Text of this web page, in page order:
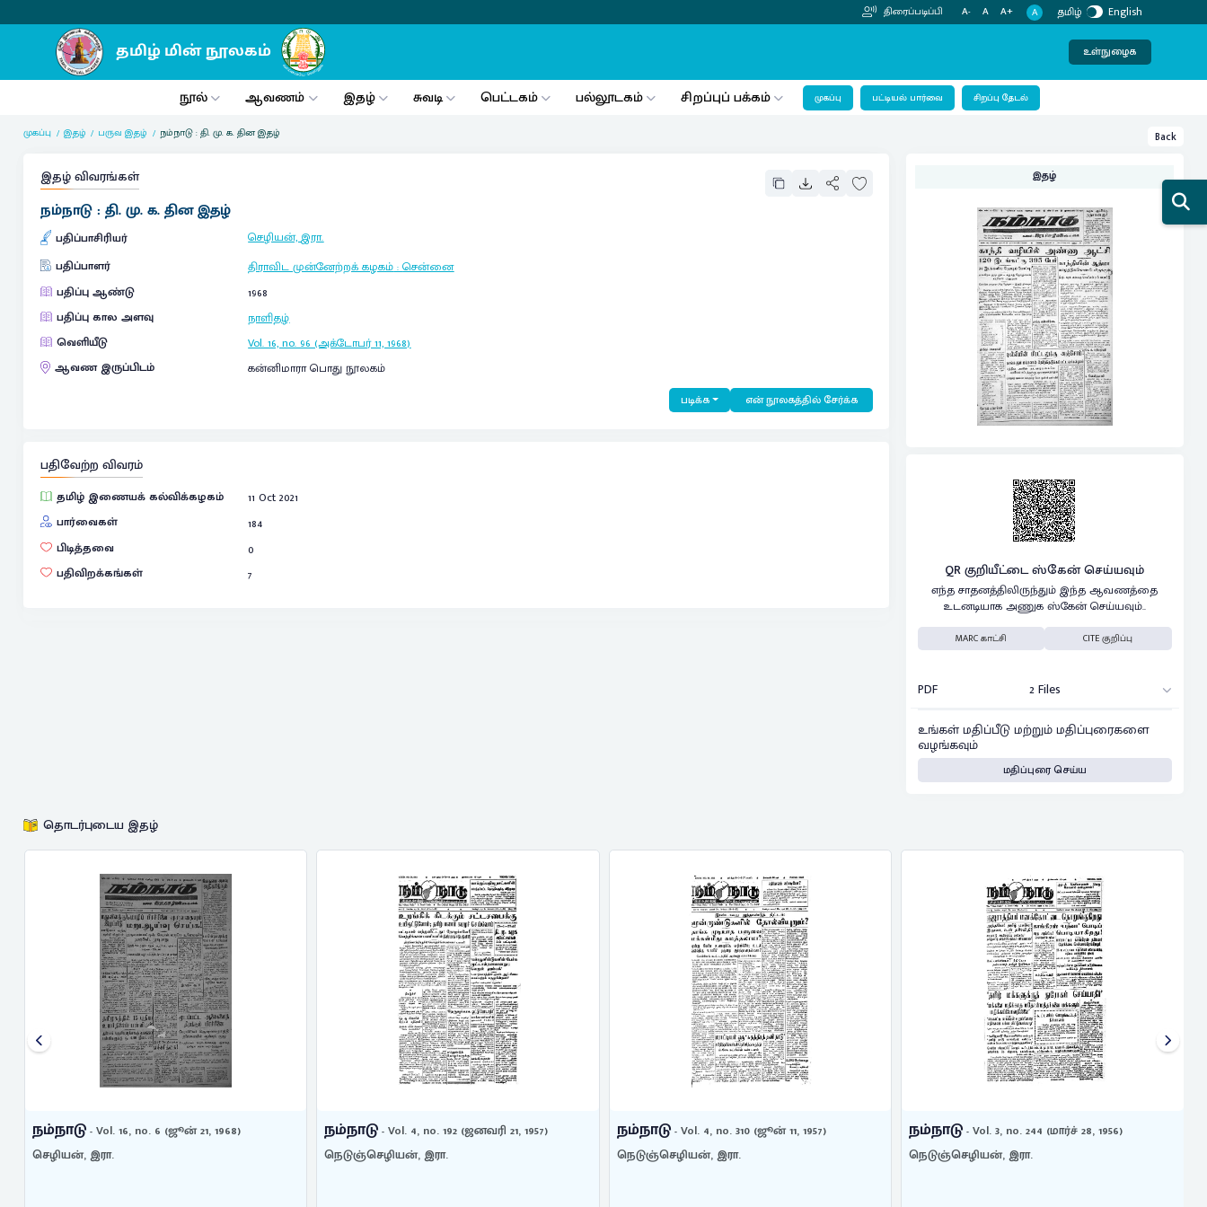
திரைப்படிப்பி A- A A+ A தமிழ் English
உள்நுழைக
நூல் ஆவணம் இதழ் சுவடி பெட்டகம் பல்லூடகம் சிறப்புப் பக்கம் முகப்பு பட்டியல் பார்வை சிறப்பு தேடல்
முகப்பு இதழ் பருவ இதழ் நம்நாடு : தி. மு. க. தின இதழ் Back
இதழ் விவரங்கள்
நம்நாடு : தி. மு. க. தின இதழ்
பதிப்பாசிரியர்
செழியன், இரா.
பதிப்பாளர்
திராவிட முன்னேற்றக் கழகம்:சென்னை
பதிப்பு ஆண்டு
1968
பதிப்பு கால அளவு
நாளிதழ்
வெளியீடு
Vol. 16, no. 96 (அக்டோபர் 11, 1968)
ஆவண இருப்பிடம்
கன்னிமாரா பொது நூலகம்
படிக்க என் நூலகத்தில் சேர்க்க
பதிவேற்ற விவரம்
தமிழ் இணையக் கல்விக்கழகம்
11 Oct 2021
பார்வைகள்
184
பிடித்தவை
0
பதிவிறக்கங்கள்
7
இதழ்
QR குறியீட்டை ஸ்கேன் செய்யவும்
எந்த சாதனத்திலிருந்தும் இந்த ஆவணத்தை
உடனடியாக அணுக ஸ்கேன் செய்யவும்..
MARC காட்சி CITE குறிப்பு
PDF 2 Files
உங்கள் மதிப்பீடு மற்றும் மதிப்புரைகளை
வழங்கவும்
மதிப்புரை செய்ய
தொடர்புடைய இதழ்
நம்நாடு- Vol. 16, no. 6 (ஜூன் 21, 1968)
செழியன், இரா.
நம்நாடு- Vol. 4, no. 192 (ஜனவரி 21, 1957)
நெடுஞ்செழியன், இரா.
நம்நாடு- Vol. 4, no. 310 (ஜூன் 11, 1957)
நெடுஞ்செழியன், இரா.
நம்நாடு- Vol. 3, no. 244 (மார்ச் 28, 1956)
நெடுஞ்செழியன், இரா.